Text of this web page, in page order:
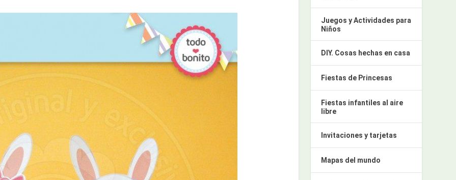
Juegos y Actividades para
Niños
DIY. Cosas hechas en casa
Fiestas de Princesas
Fiestas infantiles al aire
libre
Invitaciones y tarjetas
Mapas del mundo